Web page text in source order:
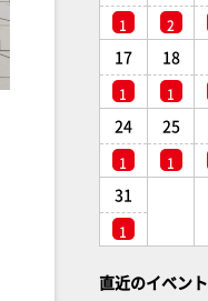
1 2
17
1
18
1
24
1
25
1
31
1
直近のイベント